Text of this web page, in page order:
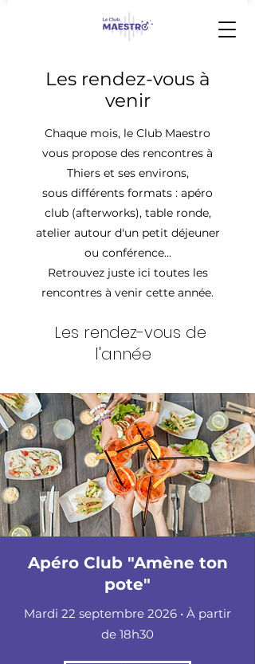
Les rendez-vous à
venir
Chaque mois, le Club Maestro
vous propose des rencontres à
Thiers et ses environs,
sous différents formats : apéro
club (afterworks), table ronde,
atelier autour d'un petit déjeuner
ou conférence...
Retrouvez juste ici toutes les
rencontres à venir cette année.
Les rendez-vous de
l'année
Apéro Club "Amène ton
pote"
Mardi 22 septembre 2026 • À partir
de 18h30